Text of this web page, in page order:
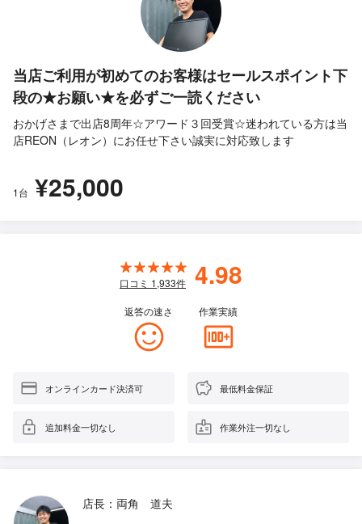
当店ご利用が初めてのお客様はセールスポイント下
段の★お願い★を必ずご一読ください
おかげさまで出店8周年☆アワード３回受賞☆迷われている方は当
店REON（レオン）にお任せ下さい誠実に対応致します
1台 ¥25,000
口コミ 1,933件 4.98
返答の速さ 作業実績
オンラインカード決済可 最低料金保証
追加料金一切なし 作業外注一切なし
店長：両角 道夫